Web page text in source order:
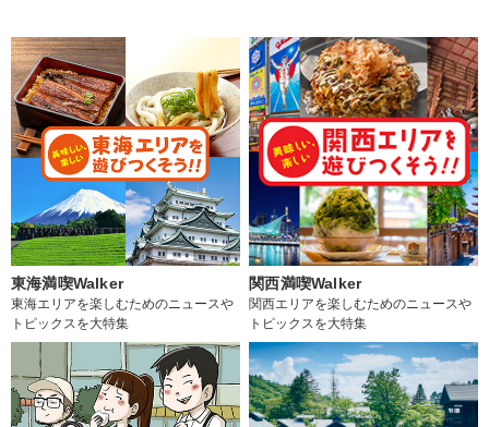
東海満喫Walker
東海エリアを楽しむためのニュースや
トピックスを大特集
関西満喫Walker
関西エリアを楽しむためのニュースや
トピックスを大特集